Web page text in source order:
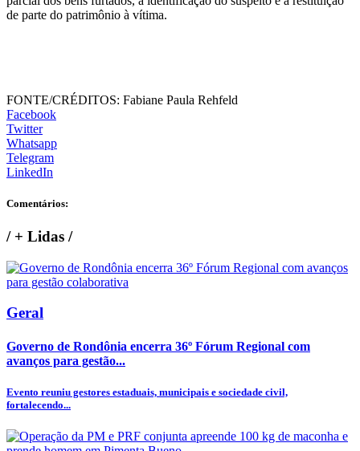
de parte do patrimônio à vítima.
FONTE/CRÉDITOS: Fabiane Paula Rehfeld
Facebook
Twitter
Whatsapp
Telegram
LinkedIn
Comentários:
/+ Lidas /
Geral
Governo de Rondônia encerra 36º Fórum Regional com
avanços para gestão...
Evento reuniu gestores estaduais, municipais e sociedade civil,
fortalecendo...